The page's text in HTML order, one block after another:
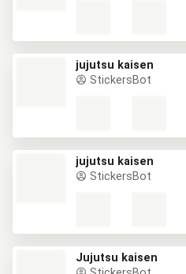
jujutsu kaisen
StickersBot
jujutsu kaisen
StickersBot
Jujutsu kaisen